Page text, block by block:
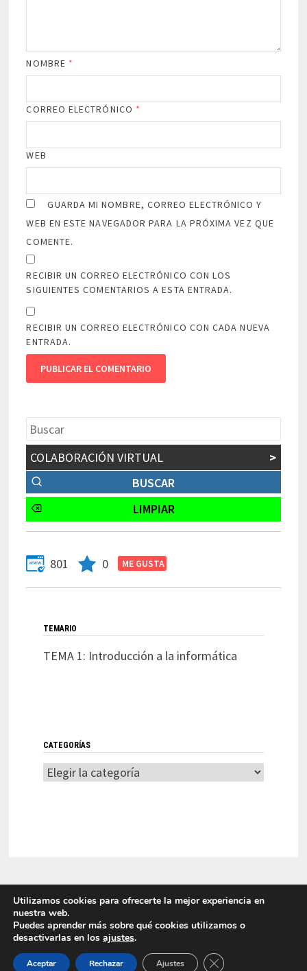
NOMBRE *
CORREO ELECTRÓNICO *
WEB
GUARDA MI NOMBRE, CORREO ELECTRÓNICO Y
WEB EN ESTE NAVEGADOR PARA LA PRÓXIMA VEZ QUE
COMENTE.
RECIBIR UN CORREO ELECTRÓNICO CON LOS
SIGUIENTES COMENTARIOS A ESTA ENTRADA.
RECIBIR UN CORREO ELECTRÓNICO CON CADA NUEVA
ENTRADA.
COLABORACIÓN VIRTUAL >
801 0
TEMARIO
TEMA 1: Introducción a la informática
CATEGORÍAS
Categorías
LITI 2025 Laboratorio de Innovación en Tecnologías de la
Información Funciona con
WordPress Bam.
Utilizamos cookies para ofrecerte la mejor experiencia en
nuestra web.
Puedes aprender más sobre qué cookies utilizamos o
desactivarlas en los ajustes.
Aceptar Rechazar Ajustes CERRAR EL